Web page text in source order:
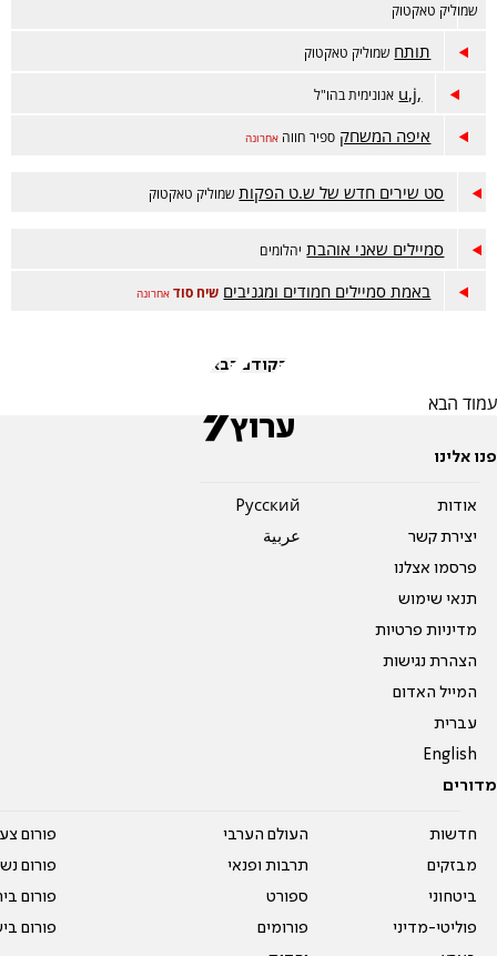
שמוליק טאקטוק
תותח שמוליק טאקטוק
,u,j אנונימית בהו"ל
איפה המשחק ספיר חווה אחרונה
סט שירים חדש של ש.ט הפקות שמוליק טאקטוק
סמיילים שאני אוהבת יהלומים
באמת סמיילים חמודים ומגניבים שיח סוד אחרונה
הקודם הבא
עמוד הבא
פנו אלינו
אודות
יצירת קשר
פרסמו אצלנו
תנאי שימוש
מדיניות פרטיות
הצהרת נגישות
המייל האדום
עברית
English
Pусский
عربية
מדורים
חדשות
מבזקים
ביטחוני
פוליטי-מדיני
העולם הערבי
תרבות ופנאי
ספורט
פורומים
פורום
פורום
פורום
פורום